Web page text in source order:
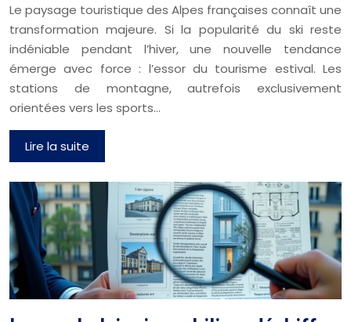
Le paysage touristique des Alpes françaises connaît une
transformation majeure. Si la popularité du ski reste
indéniable pendant l’hiver, une nouvelle tendance
émerge avec force : l’essor du tourisme estival. Les
stations de montagne, autrefois exclusivement
orientées vers les sports…
Lire la suite